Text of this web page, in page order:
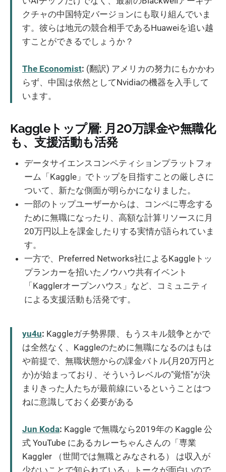
クチャの中国特定バージョンにも取り組んでいま
す。彼らは地元の競合相手であるHuaweiを追い越
すことができるでしょうか？
The Economist: (翻訳) アメリカの努力にもかかわ
らず、中国は依然としてNvidiaの機器を入手して
います。
Kaggleトップ層: 月20万課金や無職化
も、支援活動も活発
データサイエンスコンペティションプラットフォ
ーム「Kaggle」でトップを目指すことの厳しさに
ついて、新たな側面が明らかになりました。
一部のトップユーザーからは、コンペに専念する
ために無職になったり、高額な計算リソースに月
20万円以上を課金したりする実情が語られていま
す。
一方で、Preferred Networks社によるKaggleトッ
プランカーを招いたノウハウ共有イベント
「Kagglerオープンハウス」など、コミュニティ
による支援活動も活発です。
yu4u: Kaggleガチ勢界隈、もうスキル競争とかで
は全然なく、Kaggleのために無職になるのはもは
や前提で、無職状態からの課金バトル(月20万円と
か)が始まっており、そういうレベルの"覚悟"が決
まりきった人たちが最前線にいるということはつ
ねに意識しておく必要がある
Jun Koda: Kaggle で無職なら2019年の Kaggle 公
式 YouTube にあるカレーちゃんさんの「専業
Kaggler （世間では無職とみなされる） は収入が
少ないことで知られている」トークが面白いので